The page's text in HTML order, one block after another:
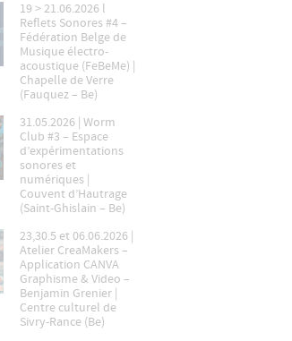
19 > 21.06.2026 l
Reflets Sonores #4 –
Fédération Belge de
Musique électro-
acoustique (FeBeMe) |
Chapelle de Verre
(Fauquez – Be)
31.05.2026 | Worm
Club #3 – Espace
d’expérimentations
sonores et
numériques |
Couvent d’Hautrage
(Saint-Ghislain – Be)
23,30.5 et 06.06.2026 |
Atelier CreaMakers –
Application CANVA
Graphisme & Video –
Benjamin Grenier |
Centre culturel de
Sivry-Rance (Be)